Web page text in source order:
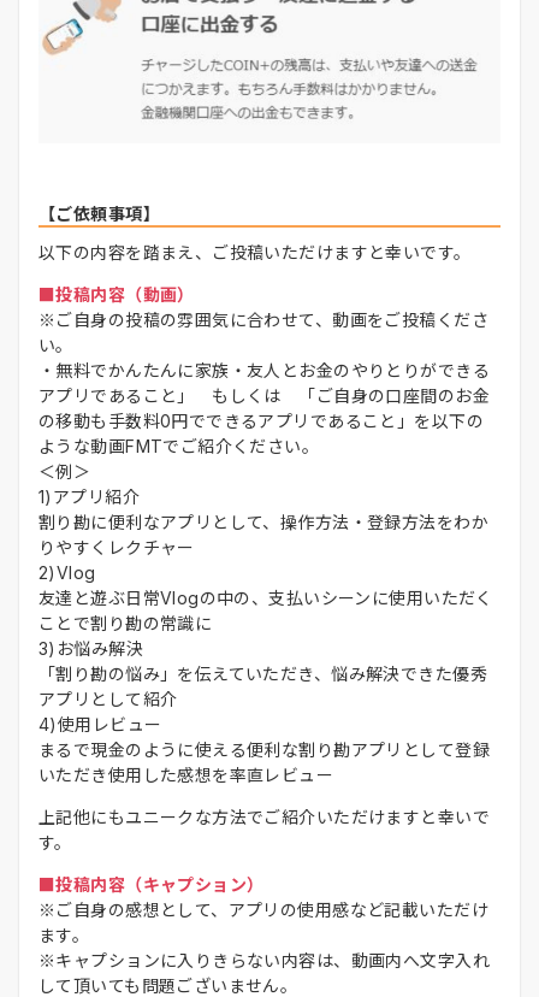
【ご依頼事項】
以下の内容を踏まえ、ご投稿いただけますと幸いです。
■投稿内容（動画）
※ご自身の投稿の雰囲気に合わせて、動画をご投稿くださ
い。
・無料でかんたんに家族・友人とお金のやりとりができる
アプリであること」 もしくは 「ご自身の口座間のお金
の移動も手数料0円でできるアプリであること」を以下の
ような動画FMTでご紹介ください。
＜例＞
1)アプリ紹介
割り勘に便利なアプリとして、操作方法・登録方法をわか
りやすくレクチャー
2)Vlog
友達と遊ぶ日常Vlogの中の、支払いシーンに使用いただく
ことで割り勘の常識に
3)お悩み解決
「割り勘の悩み」を伝えていただき、悩み解決できた優秀
アプリとして紹介
4)使用レビュー
まるで現金のように使える便利な割り勘アプリとして登録
いただき使用した感想を率直レビュー
上記他にもユニークな方法でご紹介いただけますと幸いで
す。
■投稿内容（キャプション）
※ご自身の感想として、アプリの使用感など記載いただけ
ます。
※キャプションに入りきらない内容は、動画内へ文字入れ
して頂いても問題ございません。